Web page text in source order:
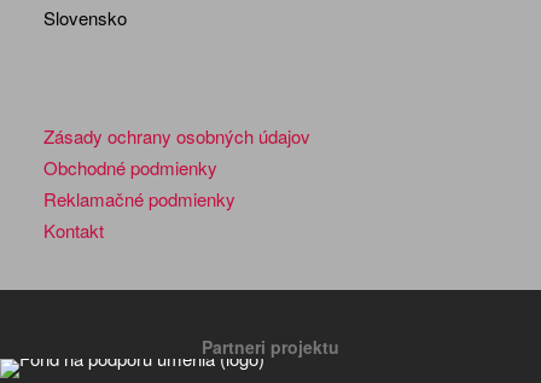
Slovensko
Zásady ochrany osobných údajov
Obchodné podmienky
Reklamačné podmienky
Kontakt
Partneri projektu